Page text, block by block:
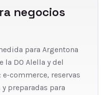
negocios
para Argentona
la DO Alella y del
commerce, reservas
preparadas para